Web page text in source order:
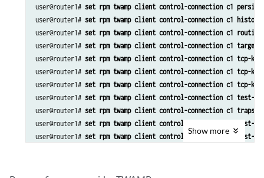
user@router1# set rpm twamp client control-connection c1
user@router1# set rpm twamp client control-connection c1
user@router1# set rpm twamp client control-connection c1
user@router1# set rpm twamp client control-connection c1 target-
user@router1# set rpm twamp client control-connection c1 tcp-
user@router1# set rpm twamp client control-connection c1 tcp-
user@router1# set rpm twamp client control-connection c1 tcp-
user@router1# set rpm twamp client control-connection c1 test-
user@router1# set rpm twamp client control-connection c1 traps
user@router1# set rpm twamp client control-connection c1 test-
user@router1# set rpm twamp client control-connection c1 test-
user@router1#
set rpm twamp client control-connection c1 test-
Show more